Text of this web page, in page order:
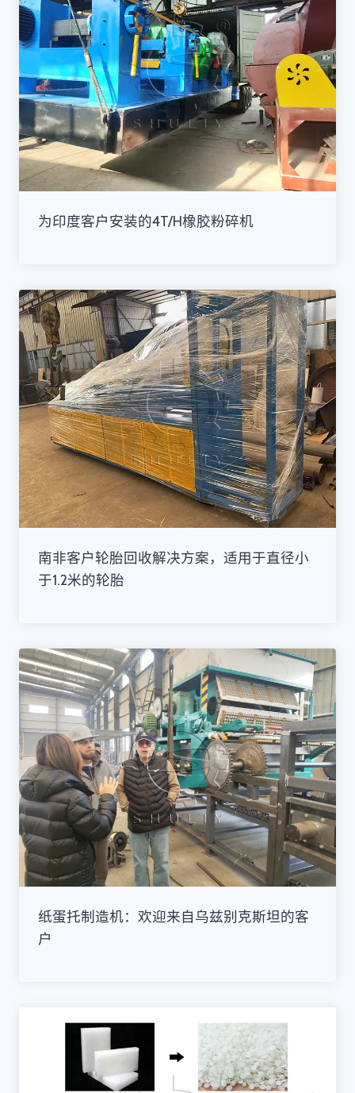
为印度客户安装的4T/H橡胶粉碎机
南非客户轮胎回收解决方案，适用于直径小
于1.2米的轮胎
纸蛋托制造机：欢迎来自乌兹别克斯坦的客
户